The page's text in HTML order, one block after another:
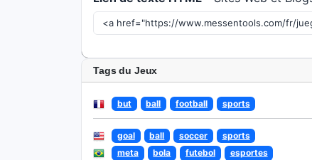
Tags du Jeux
but ball football sports
goal ball soccer
sports
meta
bola futebol
esportes